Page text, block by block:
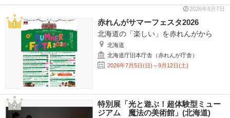
2026年8月7日
赤れんがサマーフェスタ2026
北海道の「楽しい」を赤れんがから
北海道
北海道庁旧本庁舎（赤れんが庁舎）
2026年7月5日(日)～9月12日(土)
特別展「光と遊ぶ！超体験型ミュー
ジアム 魔法の美術館」(北海道)